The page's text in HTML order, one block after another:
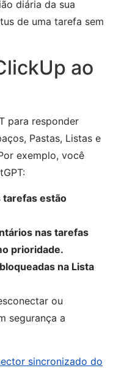
diária da sua
de uma tarefa sem
ao
para responder
Pastas, Listas e
exemplo, você
tarefas estão
nas tarefas
prioridade.
na Lista
ou
segurança a
sincronizado do